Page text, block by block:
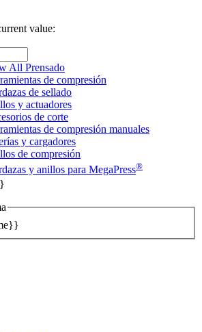
value:
All Prensado
de compresión
de sellado
y actuadores
de corte
de compresión manuales
y cargadores
de compresión
y anillos para MegaPress®